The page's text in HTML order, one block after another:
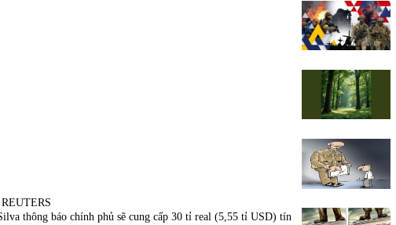
thông báo chính phủ sẽ cung cấp 30 tỉ real (5,55 tỉ USD) tín